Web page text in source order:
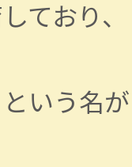
ており、
いう名が